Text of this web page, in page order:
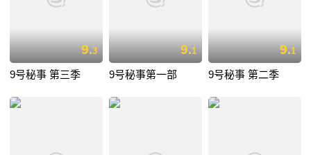
9.3
9号秘事 第三季
9.1
9号秘事第一部
9.1
9号秘事 第二季